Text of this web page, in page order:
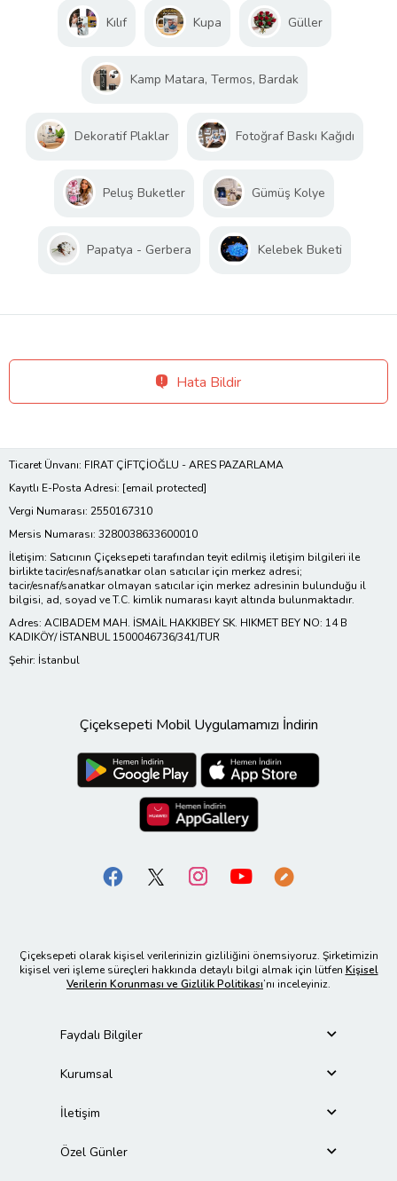
Kılıf Kupa Güller
Kamp Matara, Termos, Bardak
Dekoratif Plaklar Fotoğraf Baskı Kağıdı
Peluş Buketler Gümüş Kolye
Papatya - Gerbera Kelebek Buketi
Hata Bildir
Ticaret Ünvanı: FIRAT ÇİFTÇİOĞLU - ARES PAZARLAMA
Kayıtlı E-Posta Adresi: [email protected]
Vergi Numarası: 2550167310
Mersis Numarası: 3280038633600010
İletişim: Satıcının Çiçeksepeti tarafından teyit edilmiş iletişim bilgileri ile
birlikte tacir/esnaf/sanatkar olan satıcılar için merkez adresi;
tacir/esnaf/sanatkar olmayan satıcılar için merkez adresinin bulunduğu il
bilgisi, ad, soyad ve T.C. kimlik numarası kayıt altında bulunmaktadır.
Adres: ACIBADEM MAH. İSMAİL HAKKIBEY SK. HIKMET BEY NO: 14 B
KADIKÖY/ İSTANBUL 1500046736/341/TUR
Şehir: İstanbul
Çiçeksepeti Mobil Uygulamamızı İndirin
Çiçeksepeti olarak kişisel verilerinizin gizliliğini önemsiyoruz. Şirketimizin
kişisel veri işleme süreçleri hakkında detaylı bilgi almak için lütfen Kişisel
Verilerin Korunması ve Gizlilik Politikası’nı inceleyiniz.
Faydalı Bilgiler
Kurumsal
İletişim
Özel Günler